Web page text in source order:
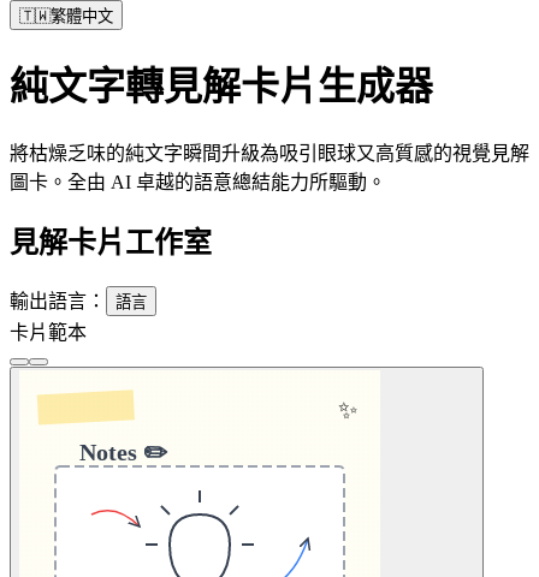
🇹🇼繁體中文
純文字轉見解卡片生成器
將枯燥乏味的純文字瞬間升級為吸引眼球又高質感的視覺見解
圖卡。全由 AI 卓越的語意總結能力所驅動。
見解卡片工作室
輸出語言： 語言
卡片範本